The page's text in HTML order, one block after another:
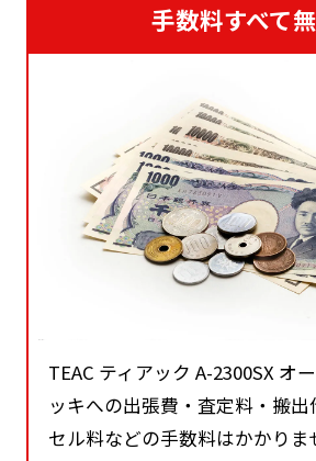
手数料すべて
TEAC ティアック A-2300SX オ
ッキへの出張費・査定料・搬
セル料などの手数料はかかりま